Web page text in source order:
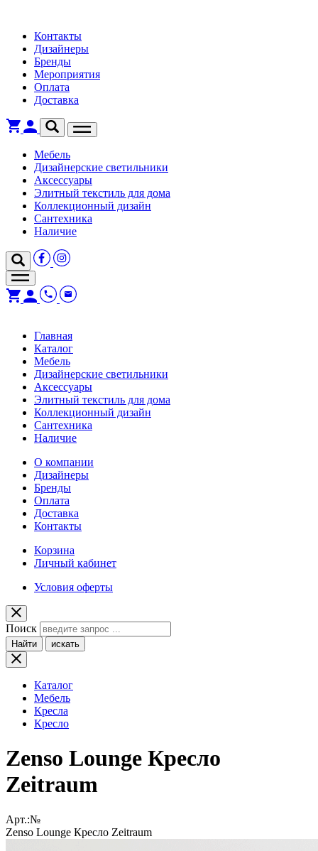
Контакты
Дизайнеры
Бренды
Мероприятия
Оплата
Доставка
Мебель
Дизайнерские светильники
Аксессуары
Элитный текстиль для дома
Коллекционный дизайн
Сантехника
Наличие
Главная
Каталог
Мебель
Дизайнерские светильники
Аксессуары
Элитный текстиль для дома
Коллекционный дизайн
Сантехника
Наличие
О компании
Дизайнеры
Бренды
Оплата
Доставка
Контакты
Корзина
Личный кабинет
Условия оферты
Поиск
Найти искать
Каталог
Мебель
Кресла
Кресло
Zenso Lounge Кресло
Zeitraum
Арт.:№
Zenso Lounge Кресло Zeitraum